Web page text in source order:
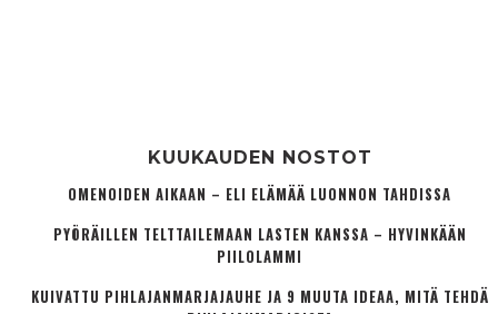
KUUKAUDEN NOSTOT
OMENOIDEN AIKAAN – ELI ELÄMÄÄ LUONNON TAHDISSA
PYÖRÄILLEN TELTTAILEMAAN LASTEN KANSSA – HYVINKÄÄN
PIILOLAMMI
KUIVATTU PIHLAJANMARJAJAUHE JA 9 MUUTA IDEAA, MITÄ TEHDÄ